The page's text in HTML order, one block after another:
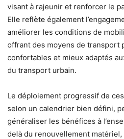
visant à rajeunir et renforcer le
Elle reflète également
améliorer les conditions de
offrant des moyens de transport
confortables et mieux adaptés
du transport urbain.
Le déploiement progressif de
selon un calendrier bien défini,
généraliser les bénéfices à
delà du renouvellement